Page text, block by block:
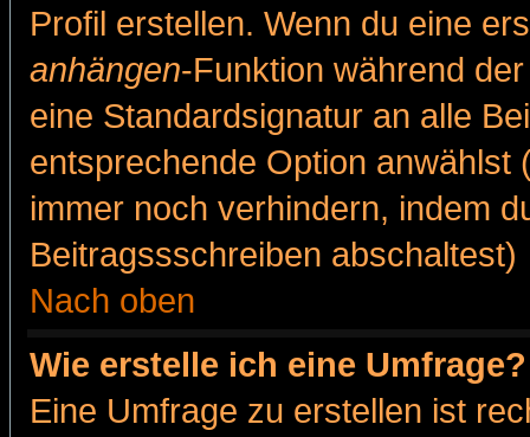
Profil erstellen. Wenn du eine
anhängen-Funktion während
eine Standardsignatur an alle
entsprechende Option anwählst
immer noch verhindern, indem
Beitragssschreiben abschaltest)
Nach oben
Wie erstelle ich eine Umfrage?
Eine Umfrage zu erstellen ist